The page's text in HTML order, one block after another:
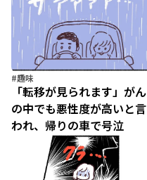
#趣味
「転移が見られます」がん
の中でも悪性度が高いと言
われ、帰りの車で号泣